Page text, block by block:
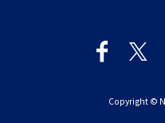
Copyright ©